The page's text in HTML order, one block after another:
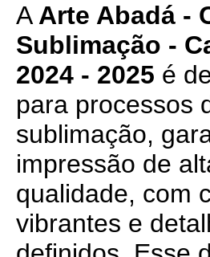
A Arte Abadá -
Sublimação -
2024 - 2025 é
para processos
sublimação,
impressão de
qualidade, com
vibrantes e